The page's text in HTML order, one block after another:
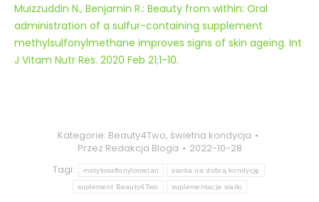
Muizzuddin N., Benjamin R.: Beauty from within: Oral
administration of a sulfur-containing supplement
methylsulfonylmethane improves signs of skin ageing. Int
J Vitam Nutr Res. 2020 Feb 21;1-10.
Kategorie: Beauty4Two, świetna kondycja
Przez Redakcja Bloga
2022-10-28
Tagi:
metylosulfonylometan siarka na dobrą kondycję
suplement Beauty4Two suplementacja siarki